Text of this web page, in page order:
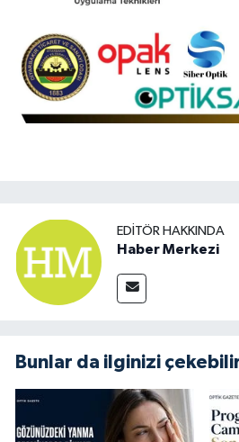
EDITÖR HAKKINDA
Haber Merkezi
Bunlar da ilginizi